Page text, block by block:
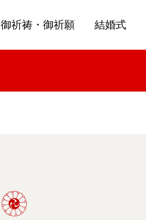
御祈祷・御祈願 結婚式